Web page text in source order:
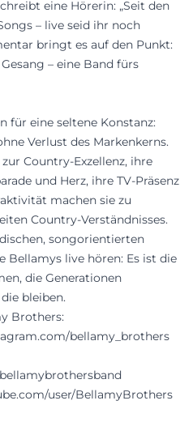
eine Hörerin: „Seit den
– live seid ihr noch
bringt es auf den Punkt:
– eine Band fürs
für eine seltene Konstanz:
Verlust des Markenkerns.
Country-Exzellenz, ihre
und Herz, ihre TV-Präsenz
machen sie zu
Country-Verständnisses.
songorientierten
Bellamys live hören: Es ist die
die Generationen
bleiben.
Brothers:
bellamy_brothers
user/BellamyBrothers